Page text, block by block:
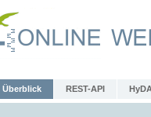
Überblick REST-API